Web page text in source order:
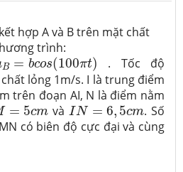
hợp A và B trên mặt chất
trình:
B = bcos(100πt)
=bcos(100πt)
. Tốc độ
lỏng 1m/s. I là trung điểm
trên đoạn AI, N là điểm nằm
= 5cm
=5cm và IN = 6, 5cm
IN=6 ,5cm
. Số
có biên độ cực đại và cùng